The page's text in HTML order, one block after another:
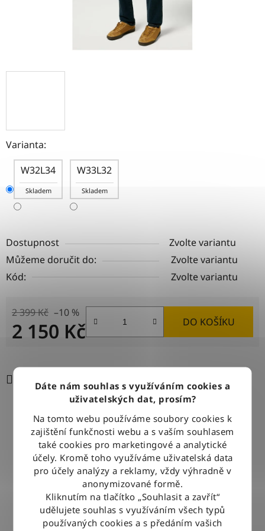
Dáte nám souhlas s využíváním cookies a
uživatelských dat, prosím?
Na tomto webu používáme soubory cookies k
zajištění funkčnosti webu a s vaším souhlasem
také cookies pro marketingové a analytické
účely. Kromě toho využíváme uživatelská data
pro účely analýzy a reklamy, vždy výhradně v
anonymizované formě.
Kliknutím na tlačítko „Souhlasit a zavřít“
udělujete souhlas s využíváním všech typů
používaných cookies a s předáním vašich
Varianta:
W32L34
Skladem
W33L32
Skladem
Dostupnost
Zvolte variantu
Můžeme doručit do:
Zvolte variantu
Kód:
Zvolte variantu
2 399 Kč –10 %
2 150 Kč DO KOŠÍKU
Zeptat se Sdílet
DOPRAVA ZDARMA
Při nákupu nad 2500 Kč doručujeme zdarma po celé ČR
BLESKOVÉ DORUČENÍ
Objednávky odesíláme každý pracovní den do 12:00